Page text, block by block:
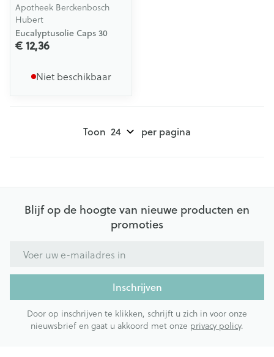
Apotheek Berckenbosch
Hubert
Eucalyptusolie Caps 30
€ 12,36
Niet beschikbaar
Toon per pagina
Blijf op de hoogte van nieuwe producten en
promoties
Inschrijven
Door op inschrijven te klikken, schrijft u zich in voor onze
nieuwsbrief en gaat u akkoord met onze privacy policy.